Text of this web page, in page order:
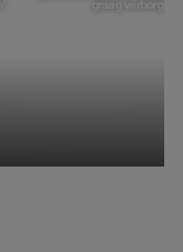
graag verborgen'